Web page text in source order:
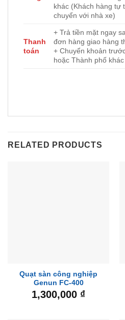
khác (Khách hàng tự
chuyển với nhà xe)
Thanh
toán
+ Trả tiền mặt ngay
đơn hàng giao hàng
+ Chuyển khoản
hoặc Thành phố khác
RELATED PRODUCTS
Quạt sàn công nghiệp
Genun FC-400
1,300,000 ₫